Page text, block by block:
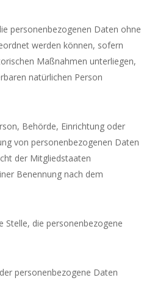
personenbezogenen Daten ohne
werden können, sofern
Maßnahmen unterliegen,
natürlichen Person
Behörde, Einrichtung oder
von personenbezogenen Daten
der Mitgliedstaaten
Benennung nach dem
Stelle, die personenbezogene
personenbezogene Daten